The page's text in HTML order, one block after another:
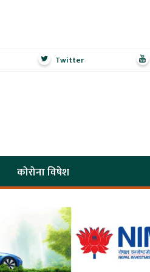
Twitter
कोरोना विषेश